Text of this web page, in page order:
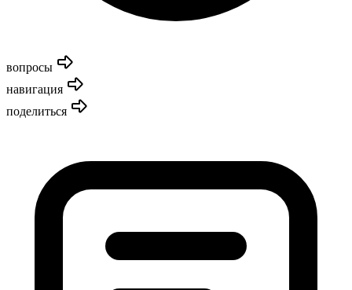
вопросы
навигация
поделиться